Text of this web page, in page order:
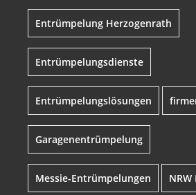
Entrümpelung Herzogenrath
Entrümpelungsdienste
Entrümpelungslösungen
Garagenentrümpelung
Messie-Entrümpelungen